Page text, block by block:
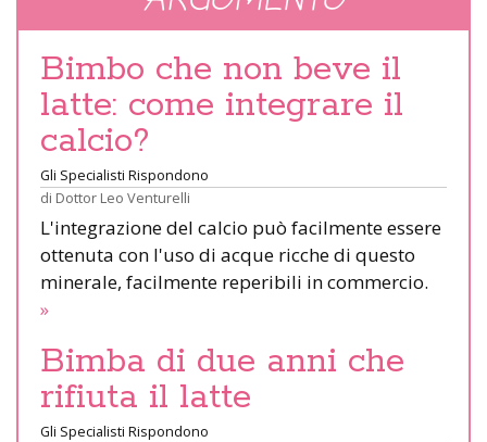
Bimbo che non beve il
latte: come integrare il
calcio?
Gli Specialisti Rispondono
di Dottor Leo Venturelli
L'integrazione del calcio può facilmente essere
ottenuta con l'uso di acque ricche di questo
minerale, facilmente reperibili in commercio.
»
Bimba di due anni che
rifiuta il latte
Gli Specialisti Rispondono